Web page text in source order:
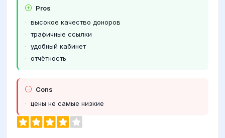
Pros
высокое качество доноров
трафичные ссылки
удобный кабинет
отчётность
Cons
цены не самые низкие